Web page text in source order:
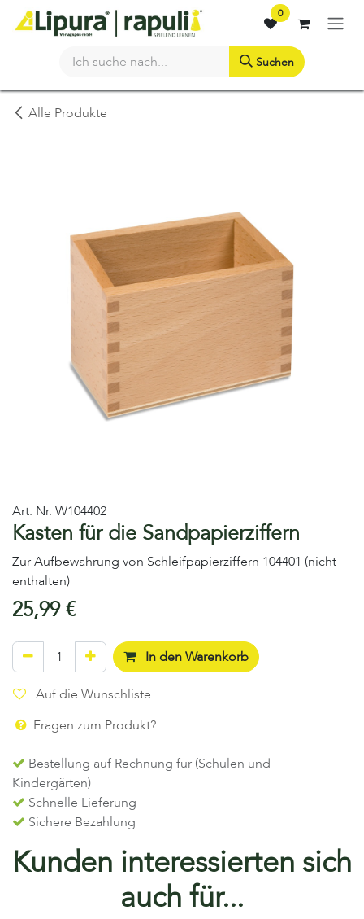
Zum Inhalt springen 0
Suchen
Alle Produkte
Art. Nr. W104402
Kasten für die Sandpapierziffern
Zur Aufbewahrung von Schleifpapierziffern 104401 (nicht
enthalten)
25,99€
In den Warenkorb
Auf die Wunschliste
Fragen zum Produkt?
Bestellung auf Rechnung für (Schulen und
Kindergärten)
Schnelle Lieferung
Sichere Bezahlung
Kunden interessierten sich
auch für...